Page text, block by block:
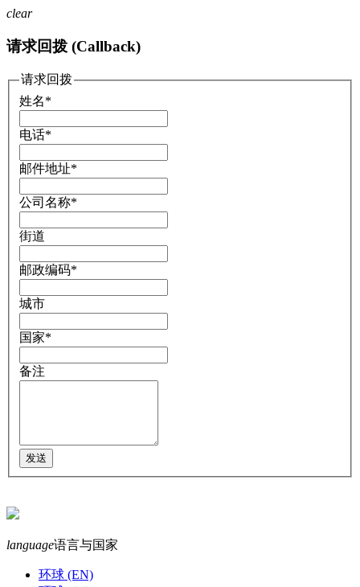
clear
请求回拨 (Callback)
请求回拨
姓名*
电话*
邮件地址*
公司名称*
街道
邮政编码*
城市
国家*
备注
language语言与国家
环球 (EN)